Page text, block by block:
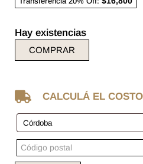
Hay existencias
COMPRAR
 CALCULÁ EL